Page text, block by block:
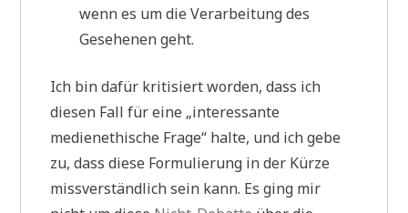
wenn es um die Verarbeitung des
Gesehenen geht.
Ich bin dafür kritisiert worden, dass ich
diesen Fall für eine „interessante
medienethische Frage“ halte, und ich gebe
zu, dass diese Formulierung in der Kürze
missverständlich sein kann. Es ging mir